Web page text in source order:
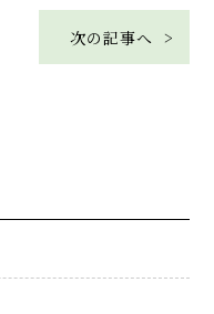
次の記事へ >